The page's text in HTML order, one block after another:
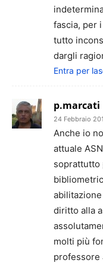
fascia, per
tutto
dargli
Entra per
p.marcati
24 Febbraio
Anche io
attuale
soprattutto
diritto alla
molti più
professore